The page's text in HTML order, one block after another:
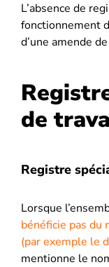
L’absence de
fonctionnement
d’une amende
de
Registre
Lorsque
bénéficie pas du
(par exemple le
mentionne le